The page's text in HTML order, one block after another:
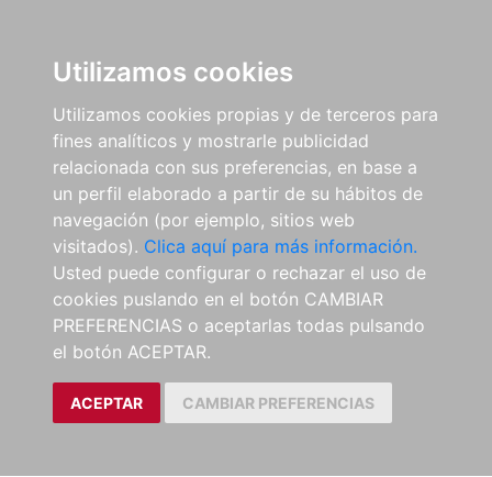
Utilizamos cookies
Utilizamos cookies propias y de terceros para
fines analíticos y mostrarle publicidad
relacionada con sus preferencias, en base a
un perfil elaborado a partir de su hábitos de
navegación (por ejemplo, sitios web
visitados). Clica aquí para más información.
Usted puede configurar o rechazar el uso de
cookies puslando en el botón CAMBIAR
PREFERENCIAS o aceptarlas todas pulsando
el botón ACEPTAR.
ACEPTAR CAMBIAR PREFERENCIAS